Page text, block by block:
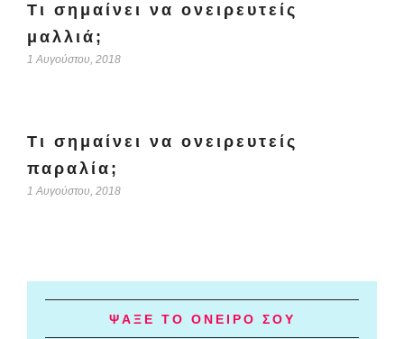
Τι σημαίνει να ονειρευτείς
μαλλιά;
1 Αυγούστου, 2018
Τι σημαίνει να ονειρευτείς
παραλία;
1 Αυγούστου, 2018
ΨΑΞΕ ΤΟ ΟΝΕΙΡΟ ΣΟΥ